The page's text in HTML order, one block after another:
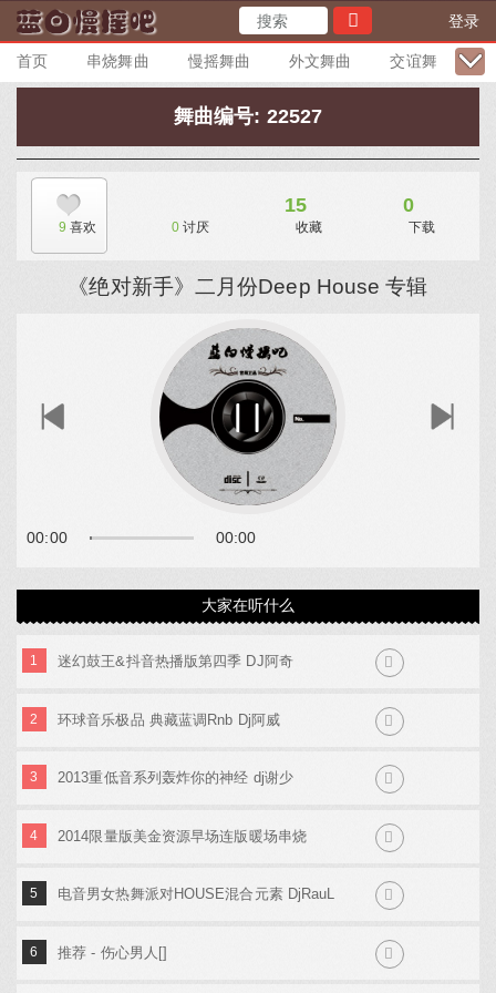
登录
首页 串烧舞曲 慢摇舞曲 外文舞曲 交谊舞曲
舞曲编号: 22527
9 喜欢 0 讨厌
15
收藏
0
下载
《绝对新手》二月份Deep House 专辑
00:00 00:00
大家在听什么
1 迷幻鼓王&抖音热播版第四季 DJ阿奇
2 环球音乐极品 典藏蓝调Rnb Dj阿威
3 2013重低音系列轰炸你的神经 dj谢少
4 2014限量版美金资源早场连版暖场串烧
5 电音男女热舞派对HOUSE混合元素 DjRauL
6 推荐 - 伤心男人[]